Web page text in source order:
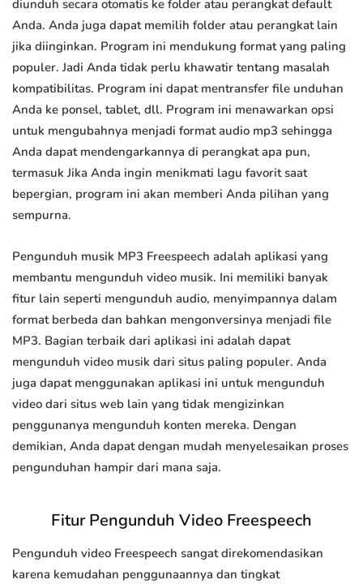
diunduh secara otomatis ke folder atau perangkat default
Anda. Anda juga dapat memilih folder atau perangkat lain
jika diinginkan. Program ini mendukung format yang paling
populer. Jadi Anda tidak perlu khawatir tentang masalah
kompatibilitas. Program ini dapat mentransfer file unduhan
Anda ke ponsel, tablet, dll. Program ini menawarkan opsi
untuk mengubahnya menjadi format audio mp3 sehingga
Anda dapat mendengarkannya di perangkat apa pun,
termasuk Jika Anda ingin menikmati lagu favorit saat
bepergian, program ini akan memberi Anda pilihan yang
sempurna.
Pengunduh musik MP3 Freespeech adalah aplikasi yang
membantu mengunduh video musik. Ini memiliki banyak
fitur lain seperti mengunduh audio, menyimpannya dalam
format berbeda dan bahkan mengonversinya menjadi file
MP3. Bagian terbaik dari aplikasi ini adalah dapat
mengunduh video musik dari situs paling populer. Anda
juga dapat menggunakan aplikasi ini untuk mengunduh
video dari situs web lain yang tidak mengizinkan
penggunanya mengunduh konten mereka. Dengan
demikian, Anda dapat dengan mudah menyelesaikan proses
pengunduhan hampir dari mana saja.
Fitur Pengunduh Video Freespeech
Pengunduh video Freespeech sangat direkomendasikan
karena kemudahan penggunaannya dan tingkat